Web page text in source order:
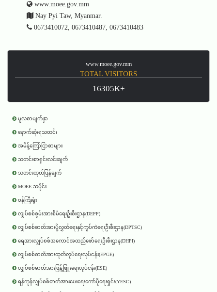
www.moee.gov.mm
Nay Pyi Taw, Myanmar.
0673410072, 0673410487, 0673410483
www.moee.gov.mm
TOTAL VISITORS
16305K+
မူလစာမျက်နှာ
နောက်ဆုံးရသတင်း
အမိန့်ကြော်ငြာစာများ
သတင်းစာရှင်းလင်းချက်
သတင်းထုတ်ပြန်ချက်
MOEE သမိုင်း
ဝန်ကြီးရုံး
လျှပ်စစ်စွမ်းအားစီမံရေးဦးစီးဌာန(DEPP)
လျှပ်စစ်ဓာတ်အားပို့လွှတ်ရေးနှင့်ကွပ်ကဲရေးဦးစီးဌာန(DPTSC)
ရေအားလျှပ်စစ်အကောင်အထည်ဖော်ရေးဦးစီးဌာန(DHPI)
လျှပ်စစ်ဓာတ်အားထုတ်လုပ်ရေးလုပ်ငန်း(EPGE)
လျှပ်စစ်ဓာတ်အားဖြန့်ဖြူးရေးလုပ်ငန်း(ESE)
ရန်ကုန်လျှပ်စစ်ဓာတ်အားပေးရေးကော်ပိုရေးရှင်း(YESC)